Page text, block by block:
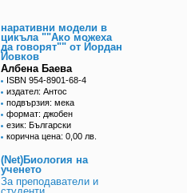
наративни модели в
цикъла ""Ако можеха
да говорят"" от Йордан
Йовков
Албена Баева
ISBN 954-8901-68-4
издател: Антос
подвързия: мека
формат: джобен
език: Български
корична цена: 0,00 лв.
(Net)Биология на
ученето
За преподаватели и